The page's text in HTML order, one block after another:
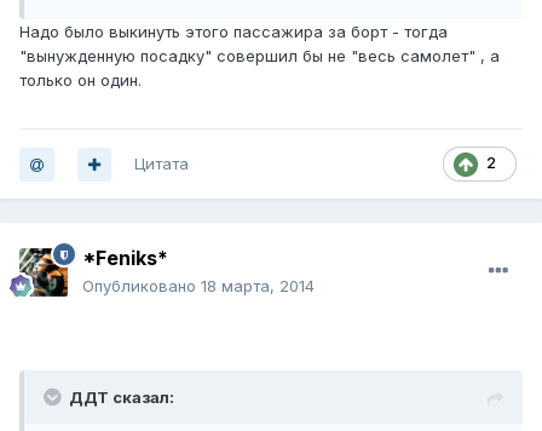
Надо было выкинуть этого пассажира за борт - тогда
"вынужденную посадку" совершил бы не "весь самолет" , а
только он один.
2
Цитата
*Feniks*
Опубликовано 18 марта, 2014
ДДТ сказал: